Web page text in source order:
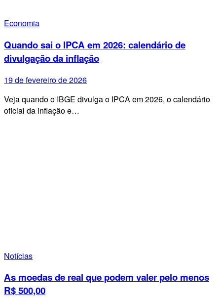
Economia
Quando sai o IPCA em 2026: calendário de
divulgação da inflação
19 de fevereiro de 2026
Veja quando o IBGE divulga o IPCA em 2026, o calendário
oficial da inflação e…
Notícias
As moedas de real que podem valer pelo menos
R$ 500,00